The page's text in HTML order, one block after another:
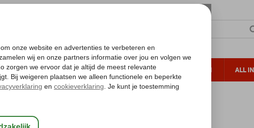
WINTERZON ZONVAKANTIES VERRE REIZEN ALL
Geen fueltoeslag Gratis annuleren*
Hard Rock Hotel Tenerife